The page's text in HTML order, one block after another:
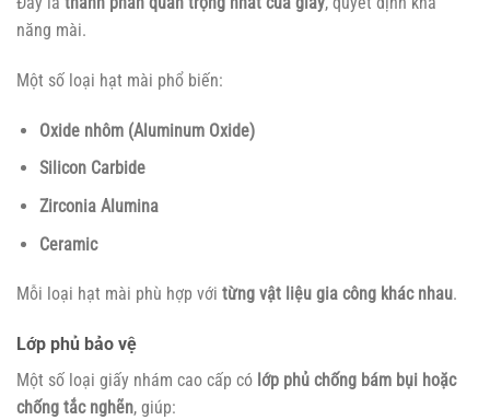
năng mài.
Một số loại hạt mài phổ biến:
Oxide nhôm (Aluminum Oxide)
Silicon Carbide
Zirconia Alumina
Ceramic
Mỗi loại hạt mài phù hợp với từng vật liệu gia công khác nhau.
Lớp phủ bảo vệ
Một số loại giấy nhám cao cấp có lớp phủ chống bám bụi hoặc
chống tắc nghẽn, giúp: